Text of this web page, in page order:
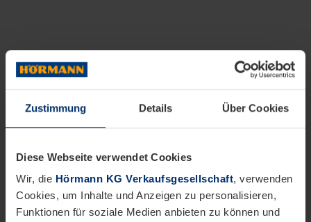
Zustimmung Details Über Cookies
Diese Webseite verwendet Cookies
Wir, die Hörmann KG Verkaufsgesellschaft, verwenden
Cookies, um Inhalte und Anzeigen zu personalisieren,
Funktionen für soziale Medien anbieten zu können und